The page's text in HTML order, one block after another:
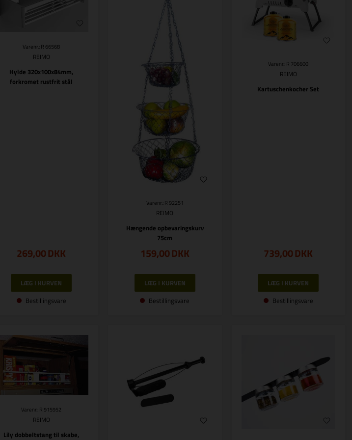
Varenr.: R 66568
REIMO
Hylde 320x100x84mm,
forkromet rustfrit stål
269,00DKK
Bestillingsvare
Varenr.: R 92251
REIMO
Hængende opbevaringskurv
75cm
159,00DKK
Bestillingsvare
Varenr.: R 706600
REIMO
Kartuschenkocher Set
739,00DKK
Bestillingsvare
Varenr.: R 915952
REIMO
Lily dobbeltstang til skabe,